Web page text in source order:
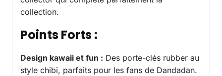
collection.
Points Forts :
Design kawaii et fun : Des porte-clés rubber au
style chibi, parfaits pour les fans de Dandadan.